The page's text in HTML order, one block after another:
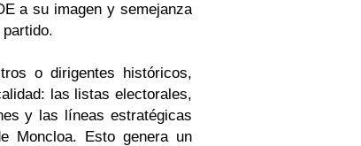
a su imagen y semejanza
o dirigentes históricos,
las listas electorales,
y las líneas estratégicas
Moncloa. Esto genera un